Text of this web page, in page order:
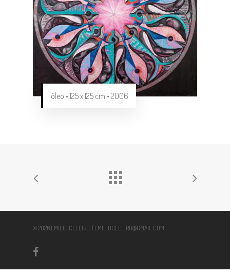
óleo • 125 x 125 cm • 2006
© 2026 EMILIO CELEIRO. | EMILIOCELEIRO@GMAIL.COM